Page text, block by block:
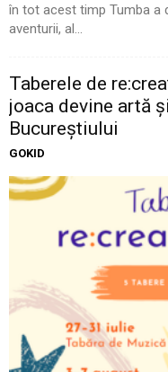
în tot acest timp Tumba a
aventurii, al...
Taberele de
joaca devine artă
Bucureștiului
GOKID